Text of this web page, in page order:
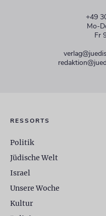
+49
Mo-
Fr
RESSORTS
Politik
Jüdische Welt
Israel
Unsere Woche
Kultur